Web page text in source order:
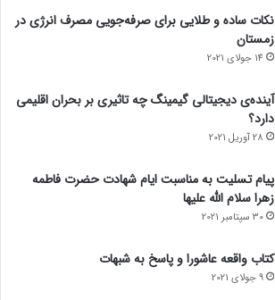
نکات ساده و طلایی برای صرفه‌جویی مصرف انرژی در
زمستان
14 جولای 2021
آینده‌ی دیجیتالی گیمینگ چه تاثیری بر بحران اقلیمی
دارد؟
28 آوریل 2021
پیام تسلیت به مناسبت ایام شهادت حضرت فاطمه
زهرا سلام الله علیها
30 سپتامبر 2021
کتاب واقعه عاشورا و پاسخ به شبهات
9 جولای 2021